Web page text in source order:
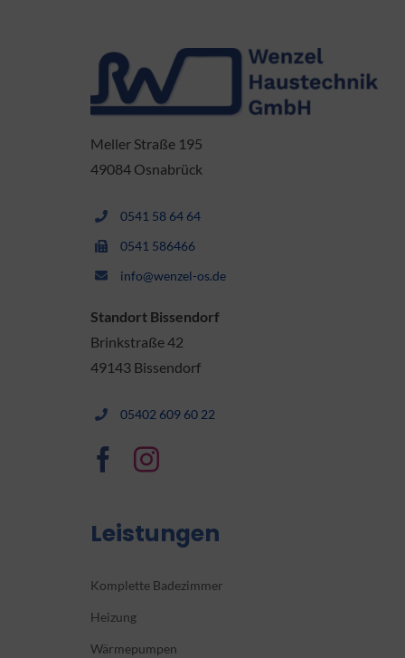
Meller Straße 195
49084 Osnabrück
0541 58 64 64
0541 586466
info@wenzel-os.de
Standort Bissendorf
Brinkstraße 42
49143 Bissendorf
05402 609 60 22
Leistungen
Komplette Badezimmer
Heizung
Wärmepumpen